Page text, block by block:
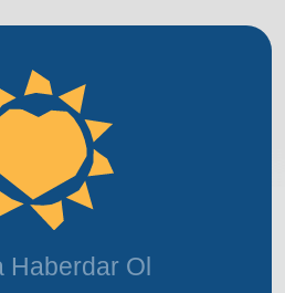
Haberdar Ol